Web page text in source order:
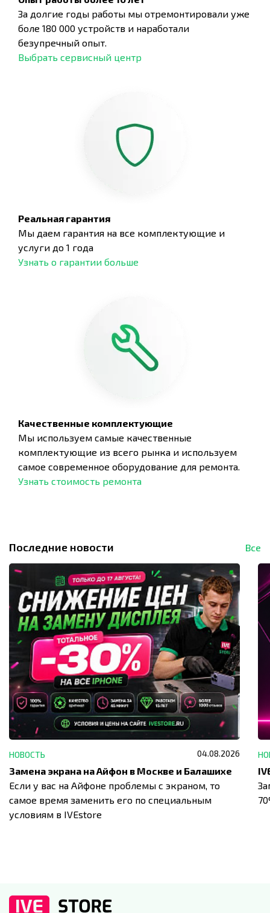
За долгие годы работы мы отремонтировали уже
боле 180 000 устройств и наработали
безупречный опыт.
Выбрать сервисный центр
Реальная гарантия
Мы даем гарантия на все комплектующие и
услуги до 1 года
Узнать о гарантии больше
Качественные комплектующие
Мы используем самые качественные
комплектующие из всего рынка и используем
самое современное оборудование для ремонта.
Узнать стоимость ремонта
Последние новости Все
НОВОСТЬ 04.08.2026
Замена экрана на Айфон в Москве и Балашихе
Если у вас на Айфоне проблемы с экраном, то
самое время заменить его по специальным
условиям в IVEstore